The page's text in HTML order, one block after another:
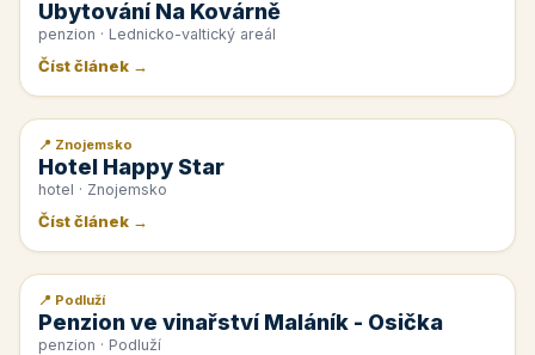
Ubytování Na Kovárně
penzion · Lednicko-valtický areál
Číst článek →
📰 PR článek
📍 Znojemsko
Hotel Happy Star
hotel · Znojemsko
Číst článek →
📰 PR článek
📍 Podluží
Penzion ve vinařství Maláník - Osička
penzion · Podluží